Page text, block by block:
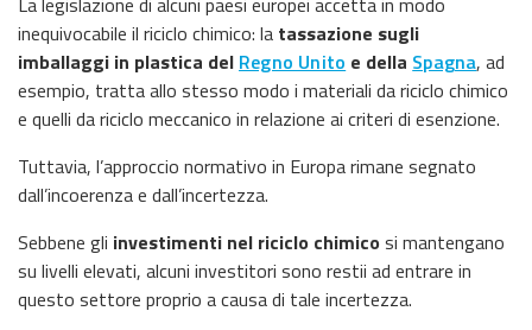
inequivocabile il riciclo chimico: la tassazione sugli
imballaggi in plastica del Regno Unito e della Spagna, ad
esempio, tratta allo stesso modo i materiali da riciclo chimico
e quelli da riciclo meccanico in relazione ai criteri di esenzione.
Tuttavia, l’approccio normativo in Europa rimane segnato
dall’incoerenza e dall’incertezza.
Sebbene gli investimenti nel riciclo chimico si mantengano
su livelli elevati, alcuni investitori sono restii ad entrare in
questo settore proprio a causa di tale incertezza.